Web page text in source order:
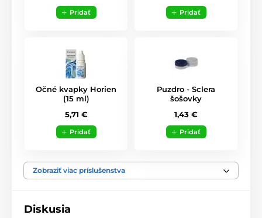
Pridať Pridať
Očné kvapky Horien
(15 ml)
5,71 €
Pridať
Puzdro - Sclera
šošovky
1,43 €
Pridať
Zobraziť viac príslušenstva
Diskusia